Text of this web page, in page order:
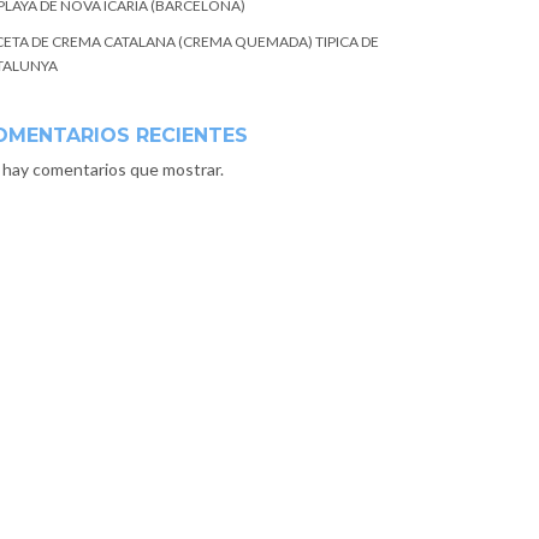
DE NOVA ICARIA (BARCELONA)
DE CREMA CATALANA (CREMA QUEMADA) TIPICA DE
RECIENTES
comentarios que mostrar.